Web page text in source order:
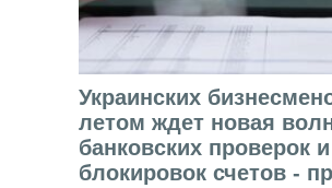
Украинских
летом ждет новая
банковских проверок и
блокировок счетов -